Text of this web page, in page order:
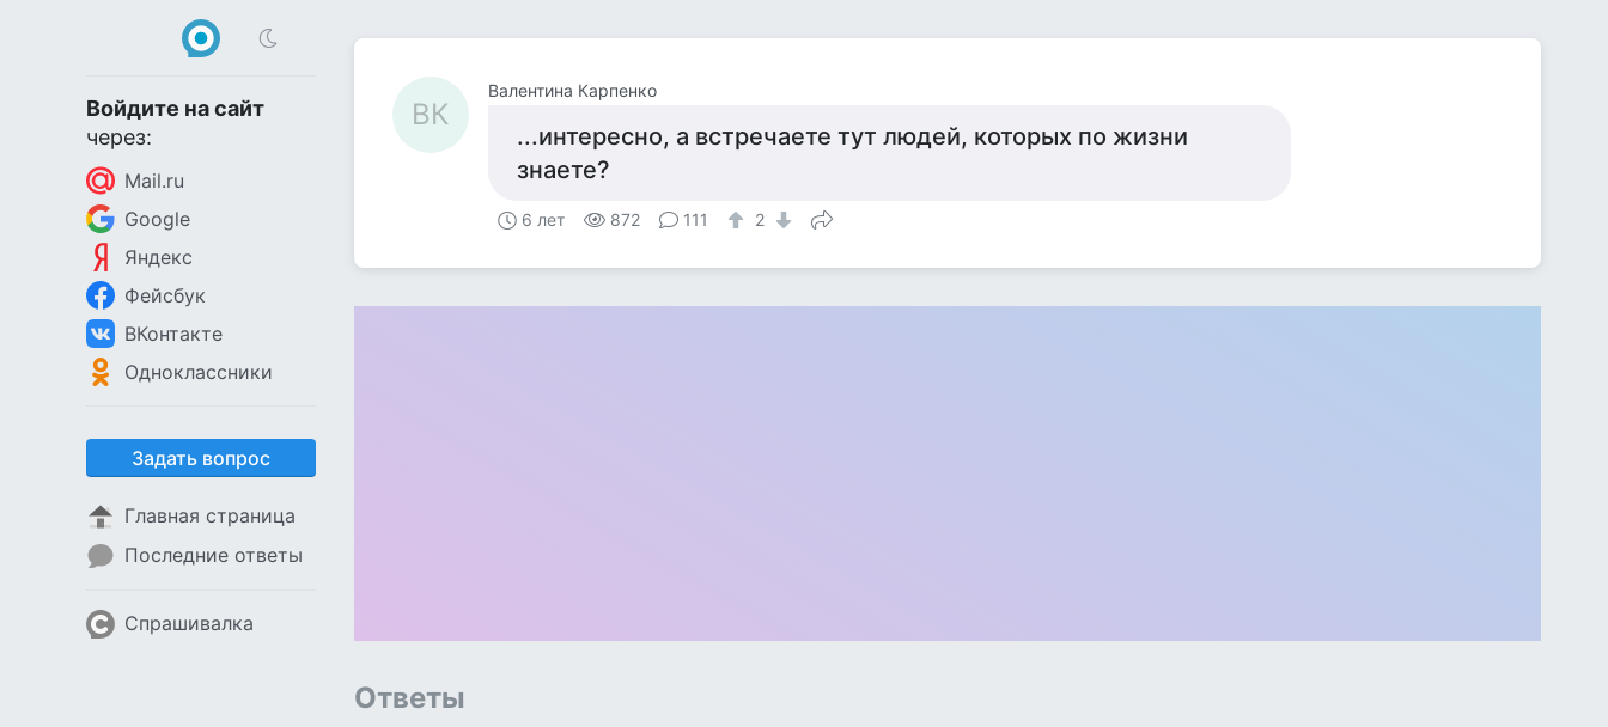
Войдите на сайт
через:
Mail.ru
Google
Яндекс
Фейсбук
ВКонтакте
Одноклассники
Задать вопрос
Главная страница
Последние ответы
Спрашивалка
ВК
Валентина Карпенко
...интересно, а встречаете тут людей, которых по жизни
знаете?
6 лет 872 111 2
Ответы